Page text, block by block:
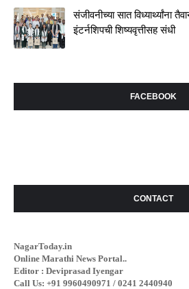
संजीवनीच्या सात विध्यार्थ्यांना
इंटर्नशिपची शिष्यवृत्तीसह संधी
FACEBOOK
CONTACT
NagarToday.in
Online Marathi News Portal..
Editor : Deviprasad Iyengar
Call Us: +91 9960490971 / 0241 2440940